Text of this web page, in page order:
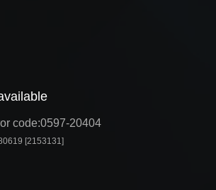
code:0597-20404
[2153131]